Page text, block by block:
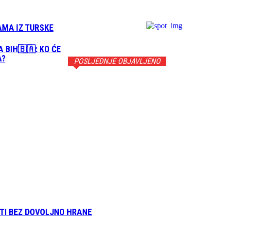
IZ TURSKE
BIH🇧🇦: KO ĆE
POSLJEDNJE OBJAVLJENO
BEZ DOVOLJNO HRANE